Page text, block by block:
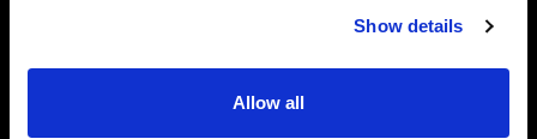
Show details
Allow all
dell'e-commerce della moda, le nostre soluzioni